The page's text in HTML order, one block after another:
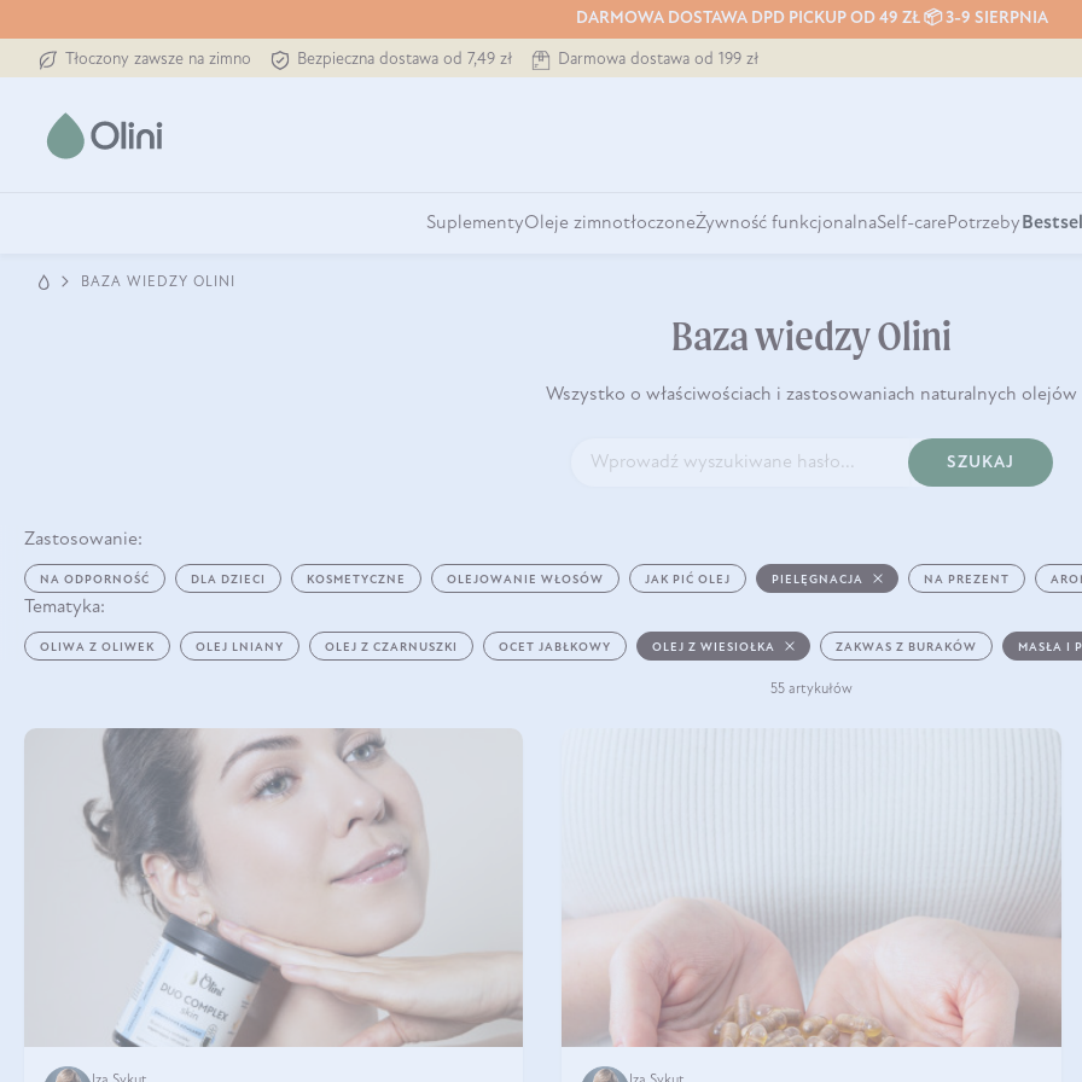
DARMOWA DOSTAWA DPD PICKUP OD 49 ZŁ 📦 3-9 SIERPNIA
Tłoczony zawsze na zimno Bezpieczna dostawa od 7,49 zł Darmowa dostawa od 199 zł
SuplementyOleje zimnotłoczoneŻywność funkcjonalnaSelf-carePotrzeby
BAZA WIEDZY OLINI
Baza wiedzy Olini
Wszystko o właściwościach i zastosowaniach naturalnych olejów
SZUKAJ
Zastosowanie:
NA ODPORNOŚĆ DLA DZIECI KOSMETYCZNE OLEJOWANIE WŁOSÓW JAK PIĆ OLEJ PIELĘGNACJA NA PREZENT
Tematyka:
OLIWA Z OLIWEK OLEJ LNIANY OLEJ Z CZARNUSZKI OCET JABŁKOWY OLEJ Z WIESIOŁKA ZAKWAS Z BURAKÓW MASŁA I
55 artykułów